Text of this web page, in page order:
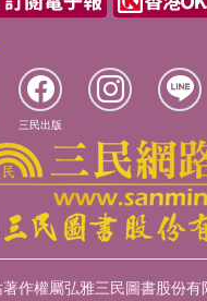
三民出版
作權屬弘雅三民圖書股份有